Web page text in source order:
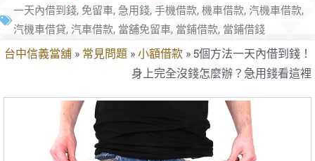
一天內借到錢, 免留車, 急用錢, 手機借款, 機車借款, 汽機車借款,
汽機車借貸, 汽車借款, 當舖免留車, 當鋪借款, 當鋪借錢
台中信義當舖 » 常見問題 »小額借款 »5個方法一天內借到錢！
身上完全沒錢怎麼辦？急用錢看這裡